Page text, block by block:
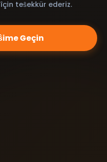
teŝekkür ederiz.
Geçin